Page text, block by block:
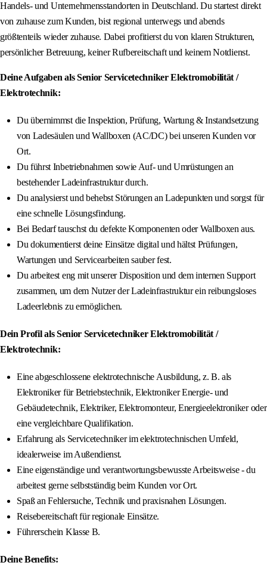
Handels- und Unternehmensstandorten in Deutschland. Du startest direkt
von zuhause zum Kunden, bist regional unterwegs und abends
größtenteils wieder zuhause. Dabei profitierst du von klaren Strukturen,
persönlicher Betreuung, keiner Rufbereitschaft und keinem Notdienst.
Deine Aufgaben als Senior Servicetechniker Elektromobilität /
Elektrotechnik:
Du übernimmst die Inspektion, Prüfung, Wartung & Instandsetzung
von Ladesäulen und Wallboxen (AC/DC) bei unseren Kunden vor
Ort.
Du führst Inbetriebnahmen sowie Auf- und Umrüstungen an
bestehender Ladeinfrastruktur durch.
Du analysierst und behebst Störungen an Ladepunkten und sorgst für
eine schnelle Lösungsfindung.
Bei Bedarf tauschst du defekte Komponenten oder Wallboxen aus.
Du dokumentierst deine Einsätze digital und hältst Prüfungen,
Wartungen und Servicearbeiten sauber fest.
Du arbeitest eng mit unserer Disposition und dem internen Support
zusammen, um dem Nutzer der Ladeinfrastruktur ein reibungsloses
Ladeerlebnis zu ermöglichen.
Dein Profil als Senior Servicetechniker Elektromobilität /
Elektrotechnik:
Eine abgeschlossene elektrotechnische Ausbildung, z. B. als
Elektroniker für Betriebstechnik, Elektroniker Energie- und
Gebäudetechnik, Elektriker, Elektromonteur, Energieelektroniker oder
eine vergleichbare Qualifikation.
Erfahrung als Servicetechniker im elektrotechnischen Umfeld,
idealerweise im Außendienst.
Eine eigenständige und verantwortungsbewusste Arbeitsweise - du
arbeitest gerne selbstständig beim Kunden vor Ort.
Spaß an Fehlersuche, Technik und praxisnahen Lösungen.
Reisebereitschaft für regionale Einsätze.
Führerschein Klasse B.
Deine Benefits: